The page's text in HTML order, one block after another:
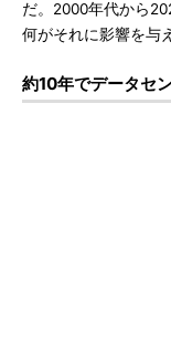
だ。2000年代から
何がそれに影響を与
約10年でデータセ